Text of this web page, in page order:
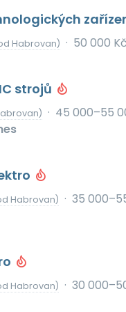
Habrovan) · 50 000 Kč
strojů
· 45 000–55
Habrovan) · 35
Habrovan) · 30